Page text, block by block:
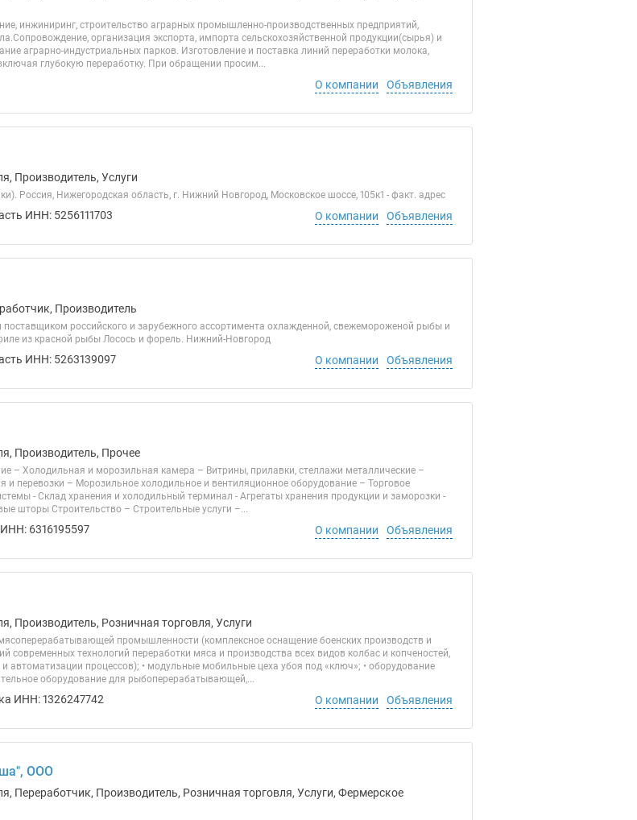
инжиниринг, строительство аграрных промышленно-производственных предприятий,
организация экспорта, импорта сельскохозяйственной продукции(сырья) и
аграрно-индустриальных парков. Изготовление и поставка линий переработки молока,
глубокую переработку. При обращении просим...
О компании Объявления
Производитель, Услуги
Россия, Нижегородская область, г. Нижний Новгород, Московское шоссе, 105к1 - факт. адрес
ИНН: 5256111703 О компании Объявления
Производитель
российского и зарубежного ассортимента охлажденной, свежемороженой рыбы и
из красной рыбы Лосось и форель. Нижний-Новгород
ИНН: 5263139097 О компании Объявления
Производитель, Прочее
– Холодильная и морозильная камера – Витрины, прилавки, стеллажи металлические –
и перевозки – Морозильное холодильное и вентиляционное оборудование – Торговое
- Склад хранения и холодильный терминал - Агрегаты хранения продукции и заморозки -
шторы Строительство – Строительные услуги –...
6316195597 О компании Объявления
Производитель, Розничная торговля, Услуги
промышленности (комплексное оснащение боенских производств и
современных технологий переработки мяса и производства всех видов колбас и копченостей,
автоматизации процессов); • модульные мобильные цеха убоя под «ключ»; • оборудование
оборудование для рыбоперерабатывающей,...
ИНН: 1326247742 О компании Объявления
ООО
Переработчик, Производитель, Розничная торговля, Услуги, Фермерское